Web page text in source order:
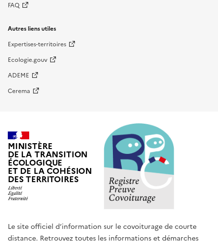
FAQ
Autres liens utiles
Expertises-territoires
Ecologie.gouv
ADEME
Cerema
MINISTÈRE
DE LA TRANSITION
ÉCOLOGIQUE
ET DE LA COHÉSION
DES TERRITOIRES
Le site officiel d’information sur le covoiturage de courte
distance. Retrouvez toutes les informations et démarches